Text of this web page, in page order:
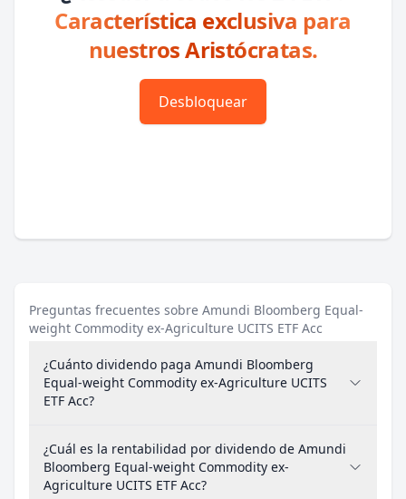
Característica exclusiva para
nuestros Aristócratas.
Desbloquear
Preguntas frecuentes sobre Amundi Bloomberg Equal-
weight Commodity ex-Agriculture UCITS ETF Acc
¿Cuánto dividendo paga Amundi Bloomberg
Equal-weight Commodity ex-Agriculture UCITS
ETF Acc?
¿Cuál es la rentabilidad por dividendo de Amundi
Bloomberg Equal-weight Commodity ex-
Agriculture UCITS ETF Acc?